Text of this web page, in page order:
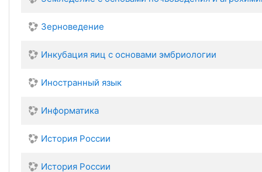
Зерноведение
Инкубация яиц с основами эмбриологии
Иностранный язык
Информатика
История России
История России